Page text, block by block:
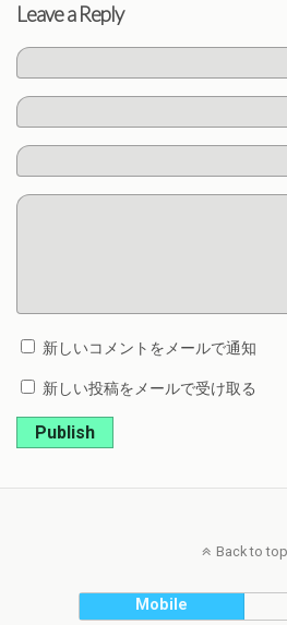
Leave a Reply
新しいコメントをメールで通知
新しい投稿をメールで受け取る
Publish
Back to top
Mobile